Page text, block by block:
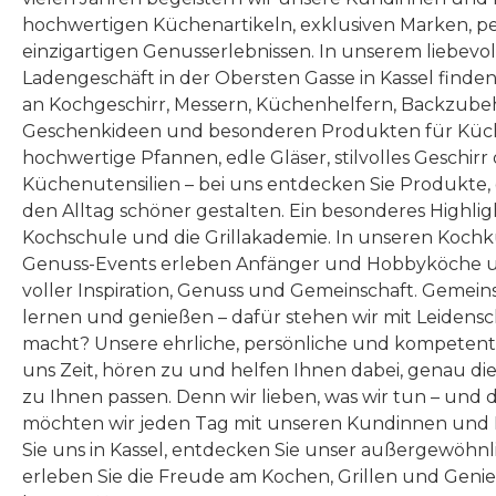
des Damaszener Stahlverb
unds aus 32 Lagen. VG
MAX Stahl mit einer Härte
von 61 (±1) HRC bildet den
Kern der gesamten Klinge
bis hin zur Schneide.
Ummantelt von 32 Lagen
Damaszenerstahl erhält
das Messer seine
unvergleichliche Anatomie
mit einer
stabilen Klinge, die durch d
ie beiden Komponenten
hart und elastisch zugleich
ist.
des
unds
MAX
von 61
Kern
bis
ie
hart
hochwertigen Küchenartikeln, exklusiven Marken,
einzigartigen Genusserlebnissen. In unserem
Ladengeschäft in der Obersten Gasse in Kassel
an Kochgeschirr, Messern, Küchenhelfern,
Geschenkideen und besonderen Produkten für
hochwertige Pfannen, edle Gläser, stilvolles Geschirr
Küchenutensilien – bei uns entdecken Sie
den Alltag schöner gestalten. Ein besonderes
Kochschule und die Grillakademie. In unseren
Genuss-Events erleben Anfänger und Hobbyköche
voller Inspiration, Genuss und Gemeinschaft.
lernen und genießen – dafür stehen wir mit
macht? Unsere ehrliche, persönliche und
uns Zeit, hören zu und helfen Ihnen dabei, genau
zu Ihnen passen. Denn wir lieben, was wir tun – und
möchten wir jeden Tag mit unseren Kundinnen und
Sie uns in Kassel, entdecken Sie unser
erleben Sie die Freude am Kochen, Grillen und